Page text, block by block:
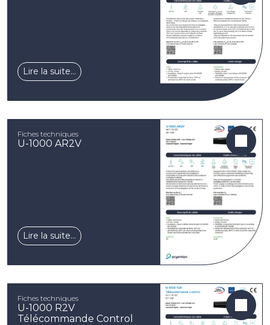
Lire la suite…
Fiches techniques
U-1000 AR2V
Lire la suite…
Fiches techniques
U-1000 R2V
Télécommande Control